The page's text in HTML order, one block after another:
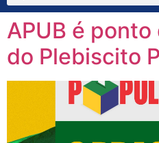
APUB é
do Plebiscito